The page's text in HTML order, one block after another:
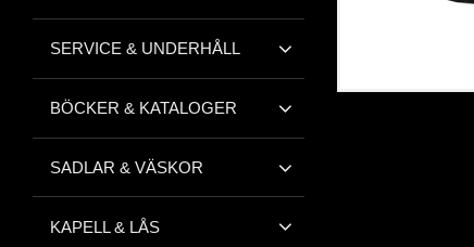
SERVICE & UNDERHÅLL
BÖCKER & KATALOGER
SADLAR & VÄSKOR
KAPELL & LÅS